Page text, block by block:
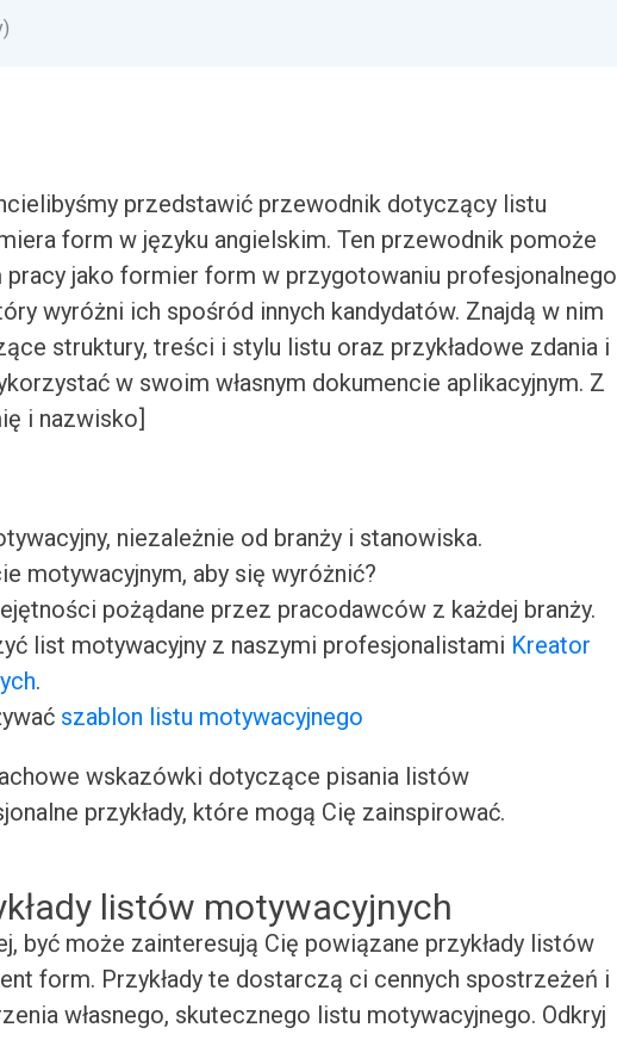
przedstawić przewodnik dotyczący listu
form w języku angielskim. Ten przewodnik pomoże
jako formier form w przygotowaniu profesjonalnego
wyróżni ich spośród innych kandydatów. Znajdą w nim
struktury, treści i stylu listu oraz przykładowe zdania i
w swoim własnym dokumencie aplikacyjnym. Z
i nazwisko]
niezależnie od branży i stanowiska.
motywacyjnym, aby się wyróżnić?
pożądane przez pracodawców z każdej branży.
list motywacyjny z naszymi profesjonalistami Kreator
.
szablon listu motywacyjnego
wskazówki dotyczące pisania listów
przykłady, które mogą Cię zainspirować.
listów motywacyjnych
być może zainteresują Cię powiązane przykłady listów
form. Przykłady te dostarczą ci cennych spostrzeżeń i
własnego, skutecznego listu motywacyjnego. Odkryj